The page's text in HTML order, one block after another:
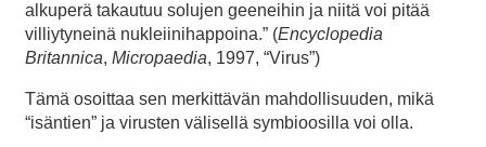
alkuperä takautuu solujen geeneihin ja niitä voi pitää
villiytyneinä nukleiinihappoina.” (Encyclopedia
Britannica, Micropaedia, 1997, “Virus”)
Tämä osoittaa sen merkittävän mahdollisuuden, mikä
“isäntien” ja virusten välisellä symbioosilla voi olla.